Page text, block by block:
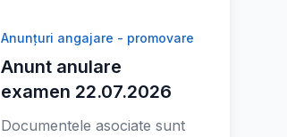
Anunțuri angajare - promovare
Anunt anulare
examen 22.07.2026
Documentele asociate sunt